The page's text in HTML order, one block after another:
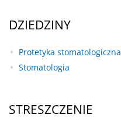
DZIEDZINY
Protetyka stomatologiczna
Stomatologia
STRESZCZENIE